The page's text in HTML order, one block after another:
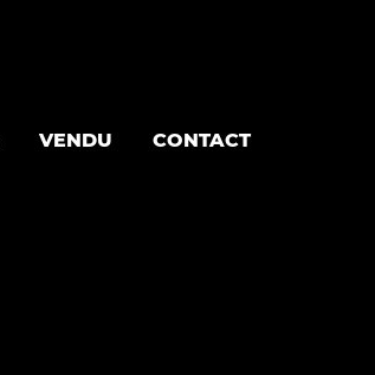
VENDU CONTACT